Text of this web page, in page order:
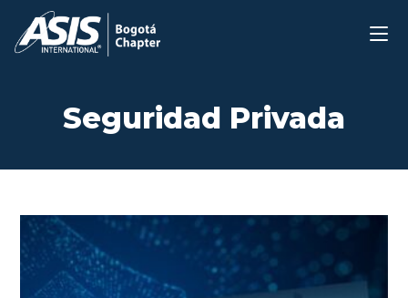
contenido
Seguridad Privada